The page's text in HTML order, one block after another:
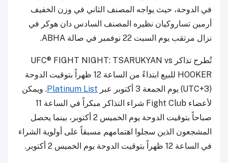
في الدوحة، حيث يواجه المصنف الثاني في وزن الخفيف
أرمين تساروكيان نظيره المصنف السادس دان هوكر في
نزال مرتقب يوم السبت 22 نوفمبر في صالة ABHA.
تُطرح تذاكر UFC® FIGHT NIGHT: TSARUKYAN vs
HOOKER للبيع ابتداءً من الساعة 12 ظهراً بتوقيت الدوحة
(UTC+3) يوم الجمعة 3 أكتوبر عبر
Platinum List. ويمكن
لأعضاء Fight Club شراء التذاكر مبكراً في الساعة 11
صباحاً بتوقيت الدوحة يوم الخميس 2 أكتوبر، بينما يحصل
المشجعون الذين سجلوا اهتمامهم مسبقاً على أولوية الشراء
في الساعة 12 ظهراً بتوقيت الدوحة يوم الخميس 2 أكتوبر.